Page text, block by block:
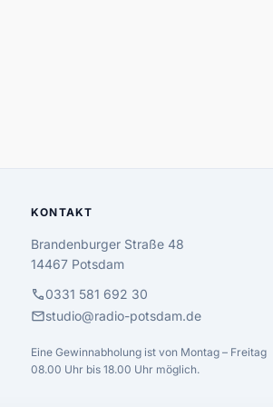
KONTAKT
Brandenburger Straße 48
14467 Potsdam
call0331 581 692 30
mailstudio@radio-potsdam.de
Eine Gewinnabholung ist von Montag – Freitag
08.00 Uhr bis 18.00 Uhr möglich.